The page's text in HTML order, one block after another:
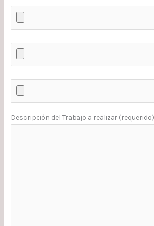
Descripción del Trabajo a realizar (requerido)